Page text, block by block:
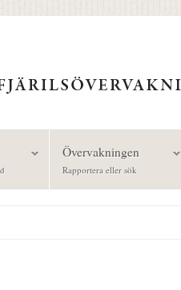
Övervakningen
Rapportera eller sök